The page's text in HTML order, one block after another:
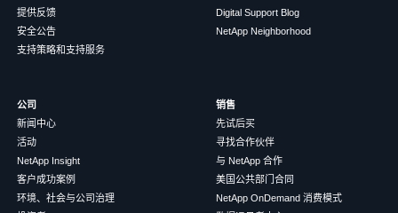
提供反馈
安全公告
支持策略和支持服务
Digital Support Blog
NetApp Neighborhood
公司
新闻中心
活动
NetApp Insight
客户成功案例
环境、社会与公司治理
销售
先试后买
寻找合作伙伴
与 NetApp 合作
美国公共部门合同
NetApp OnDemand 消费模式